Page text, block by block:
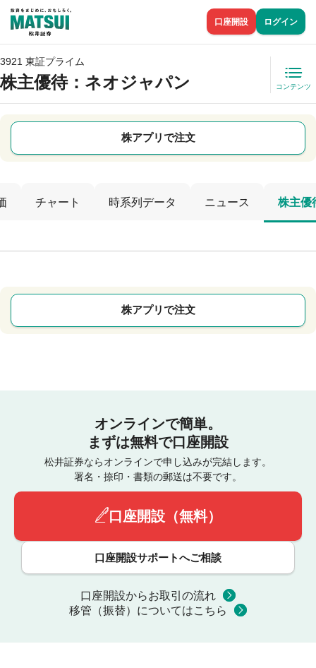
口座開設 ログイン
3921 東証プライム
株主優待：ネオジャパン コンテンツ
株アプリで注文
チャート 時系列データ ニュース 株主優
株アプリで注文
オンラインで簡単。
まずは無料で口座開設
松井証券ならオンラインで申し込みが完結します。
署名・捺印・書類の郵送は不要です。
口座開設（無料）
口座開設サポートへご相談
口座開設からお取引の流れ
移管（振替）についてはこちら